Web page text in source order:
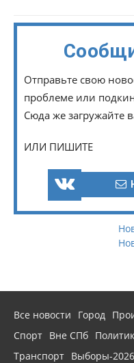
Отправьте свою
проблеме или
Сюда же загружайте
ИЛИ ПИШИТЕ
Все новости Город
Спорт Вне СПб
Транспорт Выборы-2026